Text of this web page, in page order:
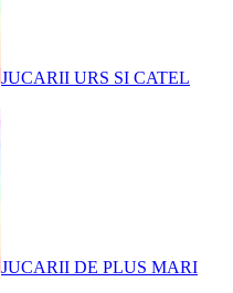
JUCARII URS SI CATEL
JUCARII DE PLUS MARI